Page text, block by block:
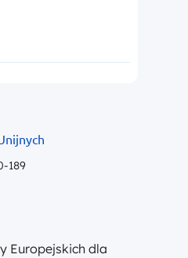
Europejskich dla
189